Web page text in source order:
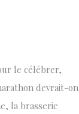
le célébrer,
devrait-on
la brasserie